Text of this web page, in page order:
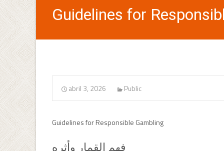
Guidelines for
abril 3, 2026 Public
Guidelines for Responsible Gambling
فهم القمار وأثره